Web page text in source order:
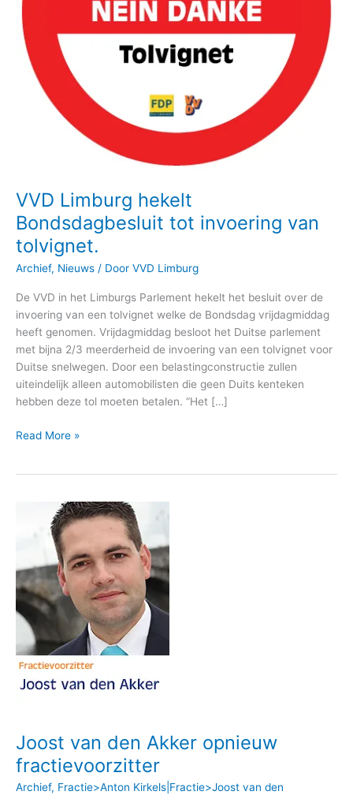
VVD Limburg hekelt
Bondsdagbesluit tot invoering van
tolvignet.
Archief, Nieuws / Door VVD Limburg
De VVD in het Limburgs Parlement hekelt het besluit over de
invoering van een tolvignet welke de Bondsdag vrijdagmiddag
heeft genomen. Vrijdagmiddag besloot het Duitse parlement
met bijna 2/3 meerderheid de invoering van een tolvignet voor
Duitse snelwegen. Door een belastingconstructie zullen
uiteindelijk alleen automobilisten die geen Duits kenteken
hebben deze tol moeten betalen. “Het […]
Read More »
Joost van den Akker opnieuw
fractievoorzitter
Archief, Fractie>Anton Kirkels|Fractie>Joost van den
opnieuw
fractievoorzitter